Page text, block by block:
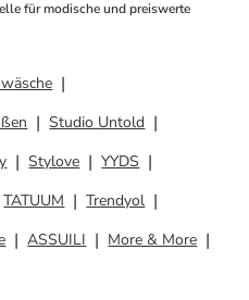
für modische und preiswerte
Studio Untold
Stylove
YYDS
TATUUM
Trendyol
ASSUILI
More & More